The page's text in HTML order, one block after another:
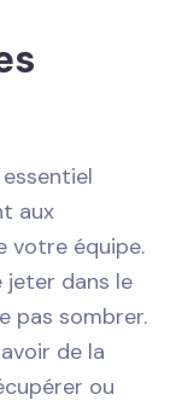
aux
votre équipe.
jeter dans le
pas sombrer.
de la
ou